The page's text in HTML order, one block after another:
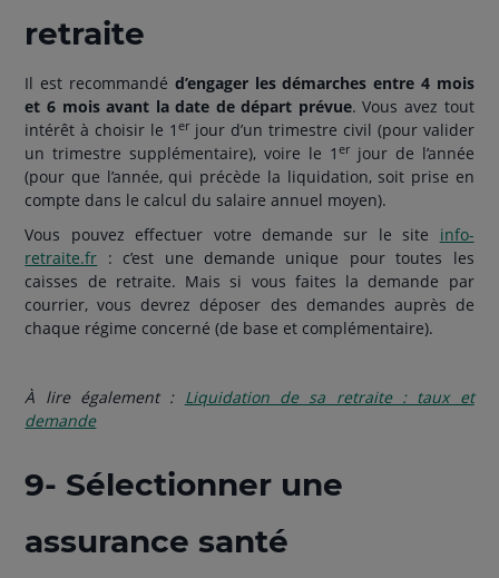
retraite
Il est recommandé d’engager les démarches entre 4 mois
et 6 mois avant la date de départ prévue. Vous avez tout
intérêt à choisir le 1erjour d’un trimestre civil (pour valider
un trimestre supplémentaire), voire le 1 erjour de l’année
(pour que l’année, qui précède la liquidation, soit prise en
compte dans le calcul du salaire annuel moyen).
Vous pouvez effectuer votre demande sur le site info-
retraite.fr : c’est une demande unique pour toutes les
caisses de retraite. Mais si vous faites la demande par
courrier, vous devrez déposer des demandes auprès de
chaque régime concerné (de base et complémentaire).
À lire également : Liquidation de sa retraite : taux et
demande
9- Sélectionner une
assurance santé